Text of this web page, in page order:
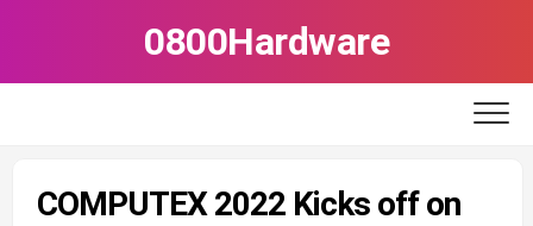
0800Hardware
COMPUTEX 2022 Kicks off on